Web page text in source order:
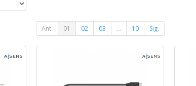
Ant. 01 02 03 ... 10 Sig.